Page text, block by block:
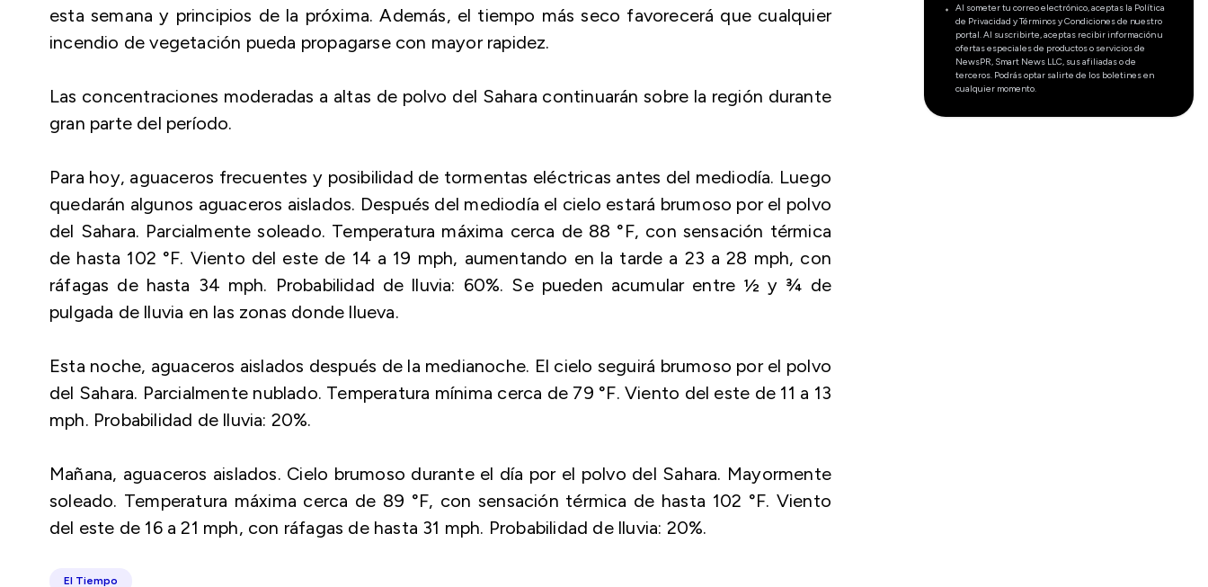
esta semana y principios de la próxima. Además, el tiempo más seco favorecerá que cualquier
incendio de vegetación pueda propagarse con mayor rapidez.
Las concentraciones moderadas a altas de polvo del Sahara continuarán sobre la región durante
gran parte del período.
Para hoy, aguaceros frecuentes y posibilidad de tormentas eléctricas antes del mediodía. Luego
quedarán algunos aguaceros aislados. Después del mediodía el cielo estará brumoso por el polvo
del Sahara. Parcialmente soleado. Temperatura máxima cerca de 88 °F, con sensación térmica
de hasta 102 °F. Viento del este de 14 a 19 mph, aumentando en la tarde a 23 a 28 mph, con
ráfagas de hasta 34 mph. Probabilidad de lluvia: 60%. Se pueden acumular entre ½ y ¾ de
pulgada de lluvia en las zonas donde llueva.
Esta noche, aguaceros aislados después de la medianoche. El cielo seguirá brumoso por el polvo
del Sahara. Parcialmente nublado. Temperatura mínima cerca de 79 °F. Viento del este de 11 a 13
mph. Probabilidad de lluvia: 20%.
Mañana, aguaceros aislados. Cielo brumoso durante el día por el polvo del Sahara. Mayormente
soleado. Temperatura máxima cerca de 89 °F, con sensación térmica de hasta 102 °F. Viento
del este de 16 a 21 mph, con ráfagas de hasta 31 mph. Probabilidad de lluvia: 20%.
El Tiempo
Al someter tu correo electrónico, aceptas la Política
de Privacidad y Términos y Condiciones de nuestro
portal. Al suscribirte, aceptas recibir información u
ofertas especiales de productos o servicios de
NewsPR, Smart News LLC, sus afiliadas o de
terceros. Podrás optar salirte de los boletines en
cualquier momento.